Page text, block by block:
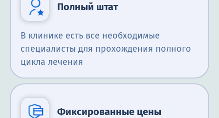
Полный штат
В клинике есть все необходимые
специалисты для прохождения полного
цикла лечения
Фиксированные цены